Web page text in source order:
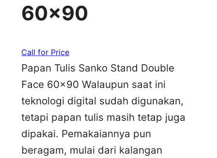
60×90
Call for Price
Papan Tulis Sanko Stand Double
Face 60×90 Walaupun saat ini
teknologi digital sudah digunakan,
tetapi papan tulis masih tetap juga
dipakai. Pemakaiannya pun
beragam, mulai dari kalangan